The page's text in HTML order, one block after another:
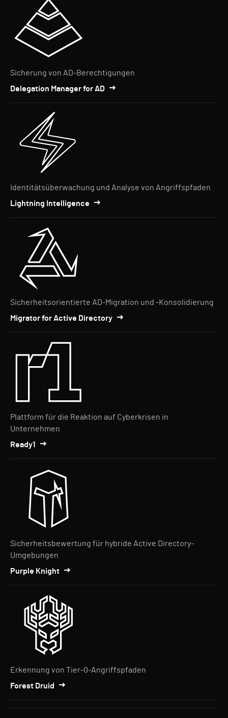
Sicherung von AD-Berechtigungen
Delegation Manager for AD
Identitätsüberwachung und Analyse von Angriffspfaden
Lightning Intelligence
Sicherheitsorientierte AD-Migration und -Konsolidierung
Migrator for Active Directory
Plattform für die Reaktion auf Cyberkrisen in
Unternehmen
Ready1
Sicherheitsbewertung für hybride Active Directory-
Umgebungen
Purple Knight
Erkennung von Tier-0-Angriffspfaden
Forest Druid